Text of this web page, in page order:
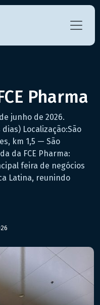
Pharma
junho de 2026.
Localização:São
km 1,5 — São
da FCE Pharma:
feira de negócios
Latina, reunindo